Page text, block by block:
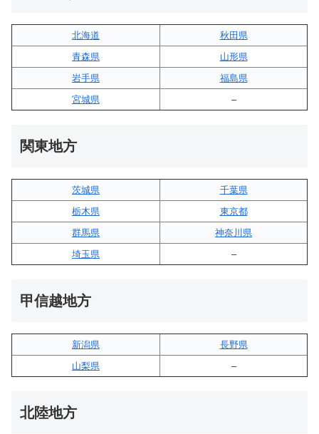
北海道
秋田県
青森県
山形県
岩手県
福島県
宮城県
–
関東地方
茨城県
千葉県
栃木県
東京都
群馬県
神奈川県
埼玉県
–
甲信越地方
新潟県
長野県
山梨県
–
北陸地方